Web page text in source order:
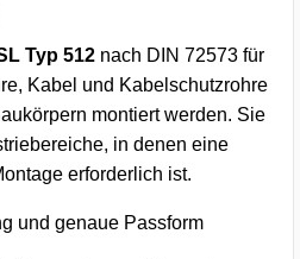
Typ 512 nach DIN 72573 für
Kabel und Kabelschutzrohre
montiert werden. Sie
in denen eine
erforderlich ist.
und genaue Passform